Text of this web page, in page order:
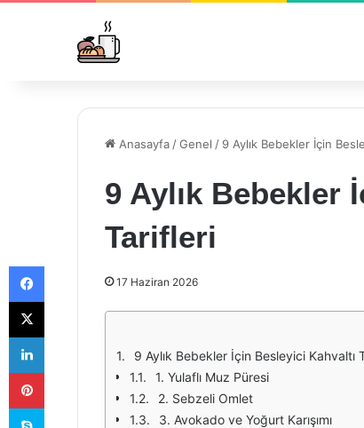
Anasayfa /Genel / 9 Aylık Bebekler İçin
9 Aylık Bebekler
Tarifleri
17 Haziran 2026
9 Aylık Bebekler İçin Besleyici Kahvaltı
1. Yulaflı Muz Püresi
2. Sebzeli Omlet
3. Avokado ve Yoğurt Karışımı
Facebook
X
LinkedIn
Pinterest
Skype